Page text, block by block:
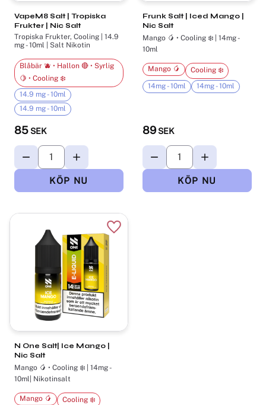
VapeM8 Salt | Tropiska
Frukter | Nic Salt
Tropiska Frukter, Cooling | 14.9
mg - 10ml | Salt Nikotin
85 SEK
Blåbär 🫐 • Hallon 🔴 • Syrlig
🍋 • Cooling ❄️
14.9 mg - 10ml
14.9 mg - 10ml
Frunk Salt | Iced Mango |
Nic Salt
Mango 🥭 • Cooling ❄️ | 14mg -
10ml
89 SEK
Mango 🥭
Cooling ❄️
14mg - 10ml
14mg - 10ml
N One Salt| Ice Mango |
Nic Salt
Mango 🥭 • Cooling ❄️ | 14mg -
10ml| Nikotinsalt
Mango 🥭
Cooling ❄️
Lägg till i favoriter